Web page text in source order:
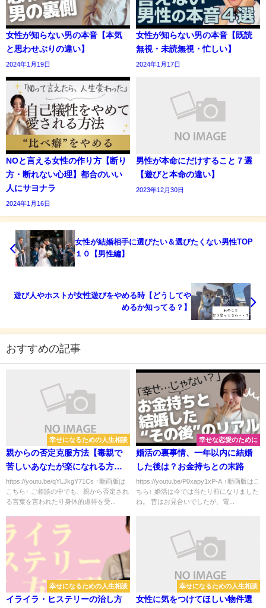
女性が知らない男の本音【本気
と思わせぶりの違い】
2024年1月19日
女性が知らない男の本音【既読
無視・未読無視・忙しい】
2024年1月17日
NOと言える女性の作り方【断り
方・断れない心理】都合のいい
人にサヨナラ
2024年1月16日
男性が本命にだけすること７選
【遊びと本命の違い】
2023年12月30日
女性が結婚相手に選びたい＆選びたくない男性TOP
１０【男性編】
遊び人やホストが女性遊びをやめる時【どうしてや
めるか知ってる？】
おすすめの記事
幸せになるための人生相談
親からの否定克服方法【毒親で
苦しいあなたが楽になれる方
法】
https://youtu.be/qYLJkgY71Cs ↑動画版は
こちら↑ ご相談の中でも、親から否定され
る言葉を言われたり身体的虐待を受...
幸せな恋愛のために
婚活の裏事情、一年以内に結婚
した後は？お金持ちとの末路
https://youtu.be/P0xapy1xP-A ↑動画版はこ
ちら↑ 婚活は今では当たり前になりました
ね。 昔はお見合いでしたが、電...
幸せになるための人生相談
イライラ・ヒステリーの治し方
幸せになるための人生相談
女性に気をつけてほしい物件選